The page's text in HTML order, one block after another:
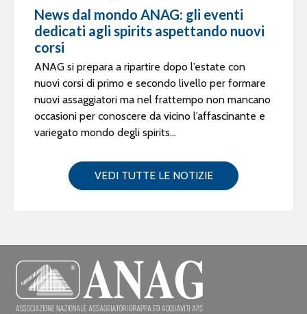
News dal mondo ANAG: gli eventi
dedicati agli spirits aspettando nuovi
corsi
ANAG si prepara a ripartire dopo l’estate con
nuovi corsi di primo e secondo livello per formare
nuovi assaggiatori ma nel frattempo non mancano
occasioni per conoscere da vicino l’affascinante e
variegato mondo degli spirits...
VEDI TUTTE LE NOTIZIE